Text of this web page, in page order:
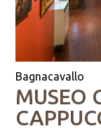
Bagnacavallo
MUSEO